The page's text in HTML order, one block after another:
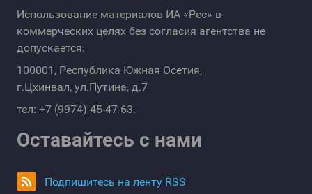
Использование материалов ИА «Рес» в
коммерческих целях без согласия агентства не
допускается.
100001, Республика Южная Осетия,
г.Цхинвал, ул.Путина, д.7
тел: +7 (9974) 45-47-63.
Оставайтесь с нами
Подпишитесь на ленту RSS